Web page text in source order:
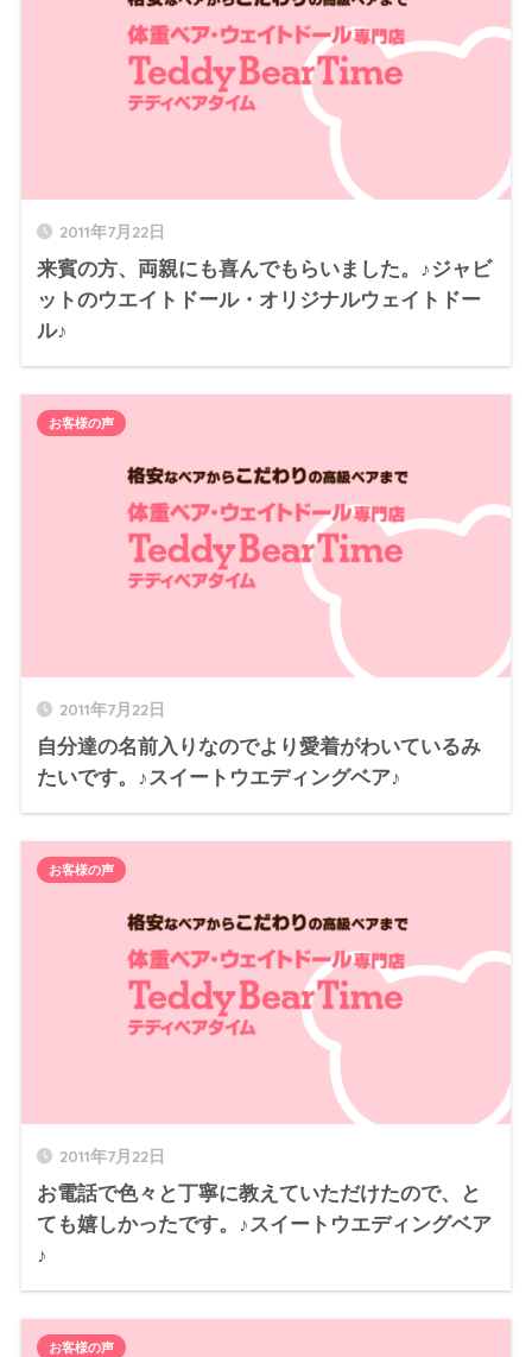
2011年7月22日
来賓の方、両親にも喜んでもらいました。♪ジャビ
ットのウエイトドール・オリジナルウェイトドー
ル♪
2011年7月22日
自分達の名前入りなのでより愛着がわいているみ
たいです。♪スイートウエディングベア♪
お客様の声
2011年7月22日
お電話で色々と丁寧に教えていただけたので、と
ても嬉しかったです。♪スイートウエディングベア
♪
お客様の声
お客様の声